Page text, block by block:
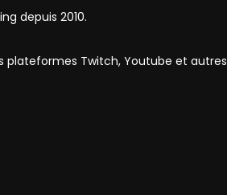
depuis 2010.
plateformes Twitch, Youtube et autres